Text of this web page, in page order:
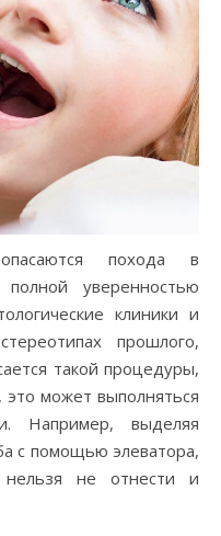
похода в
уверенностью
клиники и
прошлого,
такой процедуры,
это может выполняться
Например, выделяя
с помощью элеватора,
не отнести и